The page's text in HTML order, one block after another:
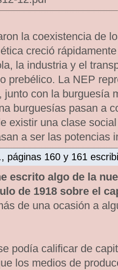
la coexistencia de
creció
la industria y el
prebélico. La NEP
junto con la burguesía
burguesías pasan a
existir una clase
a ser las potencias
páginas 160 y 161
escrito algo de la
de 1918 sobre el
de una ocasión a
podía calificar de
los medios de